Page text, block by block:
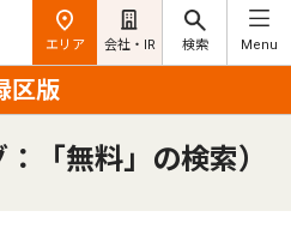
エリア 会社・IR 検索 Menu
区版
「無料」の検索）